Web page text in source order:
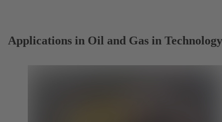
Applications in Oil and Gas in Technology